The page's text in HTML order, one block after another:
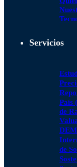
Servicios
País
de
de